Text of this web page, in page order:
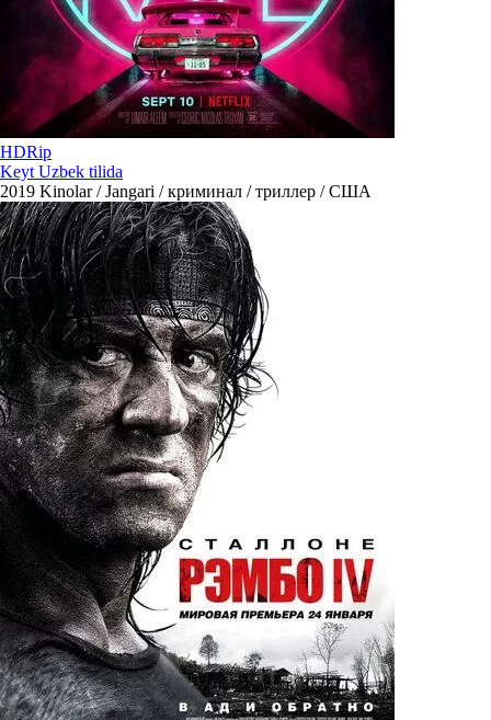
HDRip
Keyt Uzbek tilida
2019 Kinolar / Jangari / криминал / триллер / США